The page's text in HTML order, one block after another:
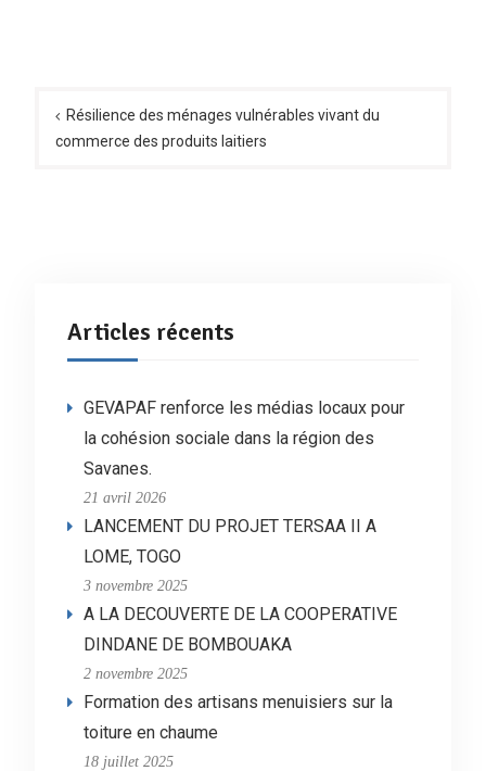
de
l’article
Résilience des ménages vulnérables vivant du
commerce des produits laitiers
Articles récents
GEVAPAF renforce les médias locaux pour
la cohésion sociale dans la région des
Savanes.
21 avril 2026
LANCEMENT DU PROJET TERSAA II A
LOME, TOGO
3 novembre 2025
A LA DECOUVERTE DE LA COOPERATIVE
DINDANE DE BOMBOUAKA
2 novembre 2025
Formation des artisans menuisiers sur la
toiture en chaume
18 juillet 2025